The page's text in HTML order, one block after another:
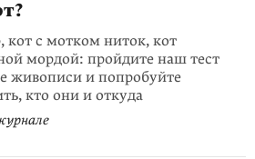
кот с мотком ниток, кот
мордой: пройдите наш тест
живописи и попробуйте
кто они и откуда